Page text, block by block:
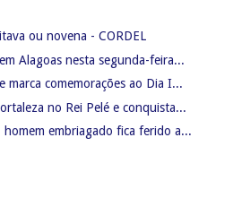
ou novena - CORDEL
Alagoas nesta segunda-feira...
marca comemorações ao Dia I...
no Rei Pelé e conquista...
homem embriagado fica ferido a...